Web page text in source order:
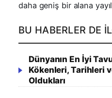
daha geniş bir alana
BU HABERLER DE
Dünyanın En İyi
Kökenleri, Tarihleri
Oldukları